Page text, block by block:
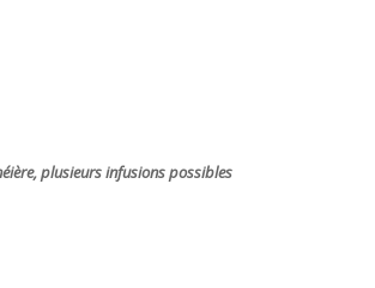
plusieurs infusions possibles